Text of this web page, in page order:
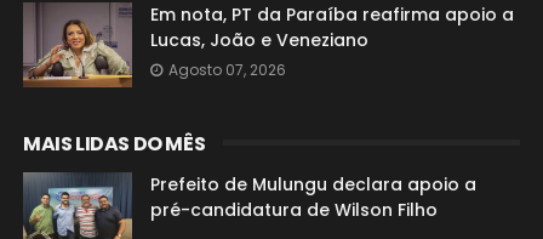
Em nota, PT da Paraíba reafirma apoio a
Lucas, João e Veneziano
Agosto 07, 2026
MAIS LIDAS DO MÊS
Prefeito de Mulungu declara apoio a
pré-candidatura de Wilson Filho